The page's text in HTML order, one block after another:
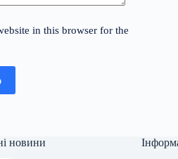
in this browser for the
новини